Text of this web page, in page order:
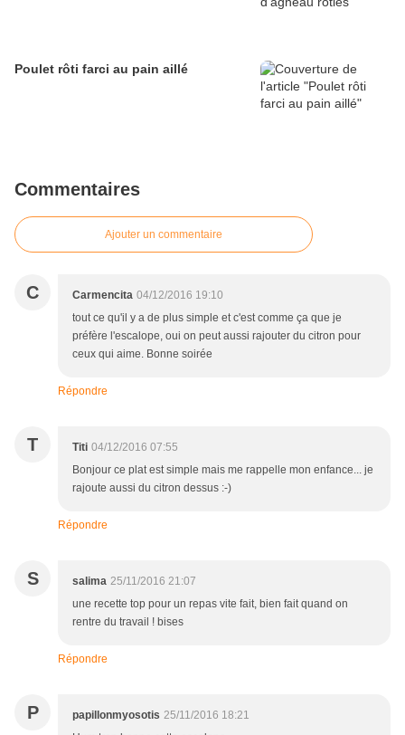
Poulet rôti farci au pain aillé
Commentaires
Ajouter un commentaire
C Carmencita 04/12/2016 19:10
tout ce qu'il y a de plus simple et c'est comme ça que je
préfère l'escalope, oui on peut aussi rajouter du citron pour
ceux qui aime. Bonne soirée
Répondre
T Titi 04/12/2016 07:55
Bonjour ce plat est simple mais me rappelle mon enfance... je
rajoute aussi du citron dessus :-)
Répondre
S salima 25/11/2016 21:07
une recette top pour un repas vite fait, bien fait quand on
rentre du travail ! bises
Répondre
P papillonmyosotis 25/11/2016 18:21